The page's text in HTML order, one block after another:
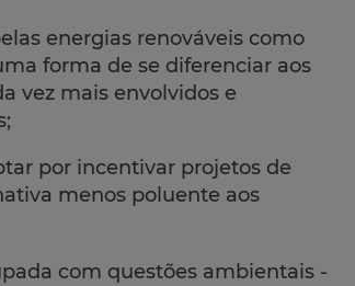
energias renováveis como
forma de se diferenciar aos
vez mais envolvidos e
por incentivar projetos de
menos poluente aos
com questões ambientais -